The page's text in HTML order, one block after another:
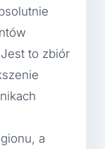
to zbiór
a